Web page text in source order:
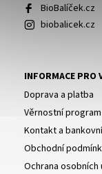
BioBalíček.cz
biobalicek.cz
INFORMACE PRO
Doprava a platba
Věrnostní program
Kontakt a
Obchodní
Ochrana osobních